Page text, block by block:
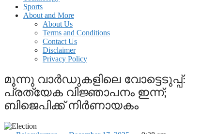
Sports
About and More
About Us
Terms and Conditions
Contact Us
Disclaimer
Privacy Policy
മൂന്നു വാര്‍ഡുകളിലെ വോട്ടെടുപ്പ്:
പ്രത്യേക വിജ്ഞാപനം ഇന്ന്;
ബിജെപിക്ക് നിര്‍ണായകം